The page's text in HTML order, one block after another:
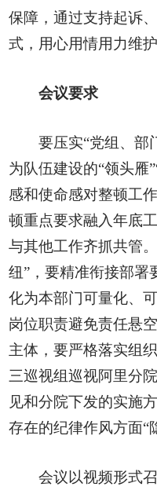
保障，通过支持起诉
式，用心用情用力维
会议要求
要压实“党组、部
为队伍建设的“领头雁
感和使命感对整顿工
顿重点要求融入年底
与其他工作齐抓共管
纽”，要精准衔接部署
化为本部门可量化、
岗位职责避免责任悬
主体，要严格落实组
三巡视组巡视阿里分
见和分院下发的实施
存在的纪律作风方面“
会议以视频形式